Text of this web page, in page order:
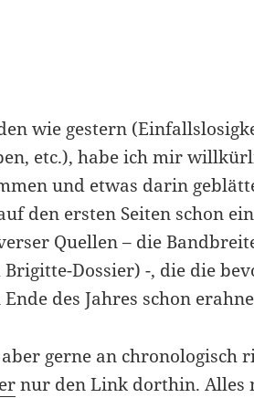
wie gestern
etc.), habe ich mir
und etwas darin
den ersten Seiten schon
Quellen – die
Dossier) -, die die
des Jahres schon
gerne an chronologisch
nur den Link dorthin. Alles